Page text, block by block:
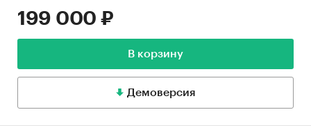
199 000 ₽
В корзину
Демоверсия